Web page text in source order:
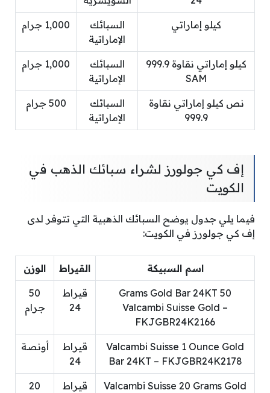
كيلو إماراتي
السبائك
الإماراتية
1,000 جرام
كيلو إماراتي نقاوة 999.9
SAM
السبائك
الإماراتية
1,000 جرام
نص كيلو إماراتي نقاوة
999.9
السبائك
الإماراتية
500 جرام
إف كي جولورز لشراء سبائك الذهب في
الكويت
فيما يلي جدول يوضح السبائك الذهبية التي تتوفر لدى
إف كي جولورز في الكويت:
اسم السبيكة القيراط الوزن
50 Grams Gold Bar 24KT
Valcambi Suisse Gold –
FKJGBR24K2166
قيراط
24
50
جرام
Valcambi Suisse 1 Ounce Gold
Bar 24KT – FKJGBR24K2178
قيراط
24
أونصة
Valcambi Suisse 20 Grams Gold
قيراط
20